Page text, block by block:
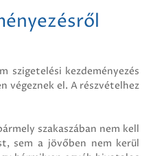
kezdeményezés
végeznek el. A részvételhez
szakaszában nem kell
sem a jövőben nem kerül